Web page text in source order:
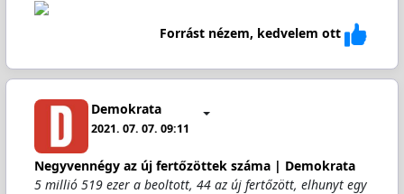
Forrást nézem, kedvelem ott
Demokrata
2021. 07. 07. 09:11
Negyvennégy az új fertőzöttek száma | Demokrata
5 millió 519 ezer a beoltott, 44 az új fertőzött, elhunyt egy